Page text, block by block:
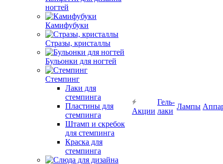
ногтей
Камифубуки
Стразы, кристаллы
Бульонки для ногтей
Стемпинг
Лаки для
стемпинга
Пластины для
стемпинга
Штамп и скребок
для стемпинга
Краска для
стемпинга
Акции
Гель-
лаки
Лампы